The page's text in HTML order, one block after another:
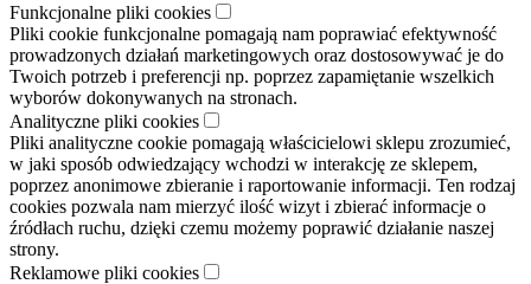
Funkcjonalne pliki cookies
Pliki cookie funkcjonalne pomagają nam poprawiać efektywność
prowadzonych działań marketingowych oraz dostosowywać je do
Twoich potrzeb i preferencji np. poprzez zapamiętanie wszelkich
wyborów dokonywanych na stronach.
Analityczne pliki cookies
Pliki analityczne cookie pomagają właścicielowi sklepu zrozumieć,
w jaki sposób odwiedzający wchodzi w interakcję ze sklepem,
poprzez anonimowe zbieranie i raportowanie informacji. Ten rodzaj
cookies pozwala nam mierzyć ilość wizyt i zbierać informacje o
źródłach ruchu, dzięki czemu możemy poprawić działanie naszej
strony.
Reklamowe pliki cookies